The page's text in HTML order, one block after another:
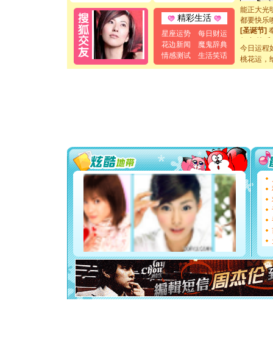
精彩生活
星座运势
每日财运
花边新闻
魔鬼辞典
情感测试
生活笑话
能正大光
都要快乐
[圣诞节]
如意,快
[元旦]看
断电。爱
你是我专
颜！冬去
道一声
[春节]传
片叶子
送你一
[圣诞节]
你太多
要平安
[圣诞节]
能正大
都要快乐
[圣诞节]
如意,快
[元旦]看
断电。爱
今日运程
桃花运，